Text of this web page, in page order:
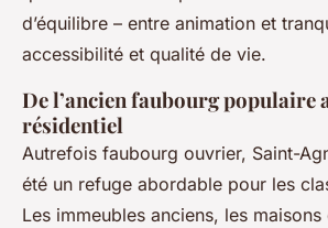
d’équilibre – entre animation et
accessibilité et qualité de vie.
De l’ancien faubourg populaire
résidentiel
Autrefois faubourg ouvrier, Saint-
été un refuge abordable pour les
Les immeubles anciens, les